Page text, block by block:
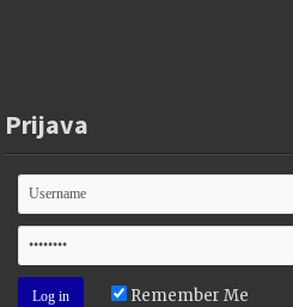
Prijava
Remember Me